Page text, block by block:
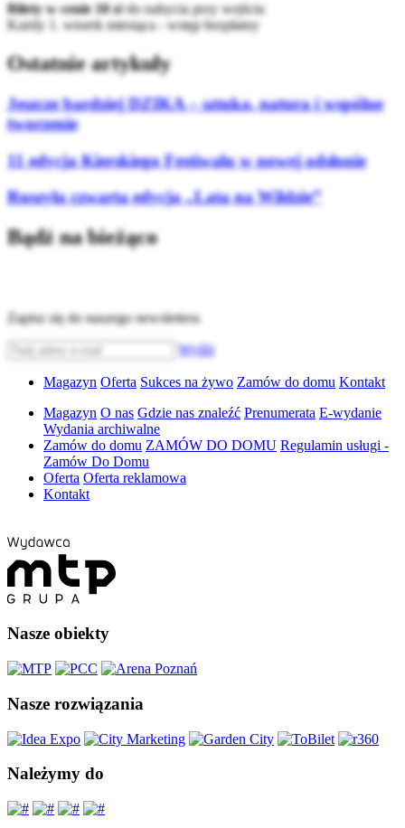
Bilety w cenie 10 zł do nabycia przy wejściu
Każdy 1. wtorek miesiąca - wstęp bezpłatny
Ostatnie artykuły
Jeszcze bardziej DZIKA – sztuka, natura i wspólne
tworzenie
11 edycja Kierskiego Festiwalu w nowej odsłonie
Ruszyła czwarta edycja „Lata na Wildzie”
Bądź na bieżąco
Zapisz się do naszego newslettera
Wyślij
Magazyn Oferta Sukces na żywo Zamów do domu Kontakt
Magazyn O nas Gdzie nas znaleźć Prenumerata E-wydanie
Wydania archiwalne
Zamów do domu ZAMÓW DO DOMU Regulamin usługi -
Zamów Do Domu
Oferta Oferta reklamowa
Kontakt
Nasze obiekty
Nasze rozwiązania
Należymy do